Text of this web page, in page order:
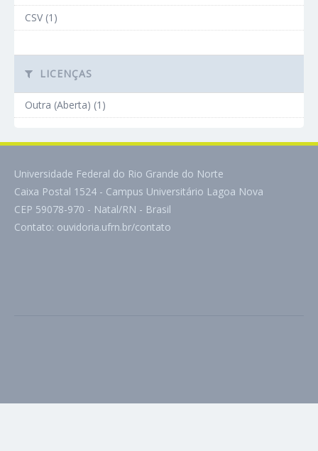
CSV (1)
LICENÇAS
Outra (Aberta) (1)
Universidade Federal do Rio Grande do Norte
Caixa Postal 1524 - Campus Universitário Lagoa Nova
CEP 59078-970 - Natal/RN - Brasil
Contato: ouvidoria.ufrn.br/contato